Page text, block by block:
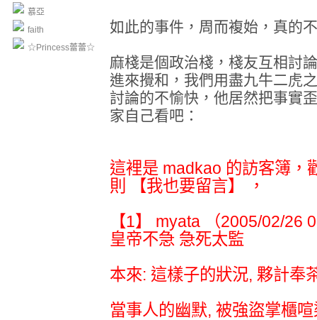
慕亞
faith
☆Princess蕾蕾☆
如此的事件，周而複始，真的
麻棧是個政治棧，棧友互相討
進來攪和，我們用盡九牛二虎
討論的不愉快，他居然把事實
家自己看吧：
這裡是 madkao 的訪客簿，
則 【我也要留言】 ，
【1】 myata （2005/02/26
皇帝不急 急死太監
本來: 這樣子的狀況, 夥計奉
當事人的幽默, 被強盜掌櫃喧